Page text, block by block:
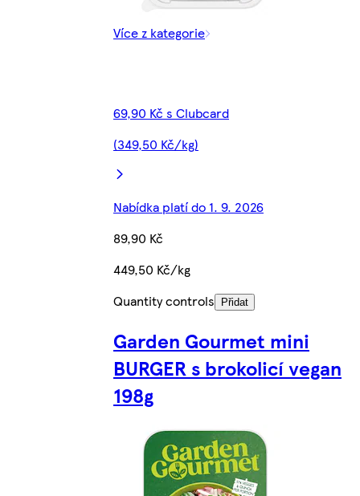
Více z kategorie
69,90 Kč s Clubcard
(349,50 Kč/kg)
Nabídka platí do 1. 9. 2026
89,90 Kč
449,50 Kč/kg
Quantity controls
Přidat
Garden Gourmet mini
BURGER s brokolicí vegan
198g